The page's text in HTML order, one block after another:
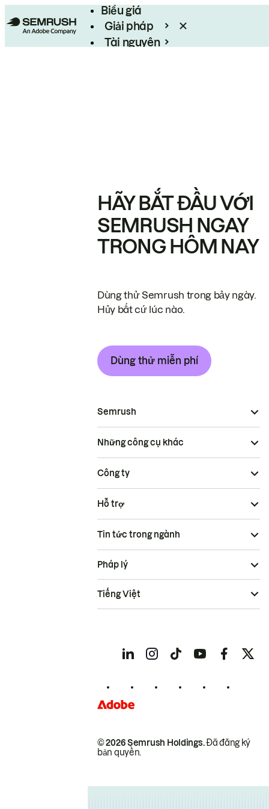
Biểu giá
Giải pháp
Tài nguyên
HÃY BẮT ĐẦU VỚI
SEMRUSH NGAY
TRONG HÔM NAY
Dùng thử Semrush trong bảy ngày.
Hủy bất cứ lúc nào.
Dùng thử miễn phí
Semrush
Những công cụ khác
Công ty
Hỗ trợ
Tin tức trong ngành
© 2026 Semrush Holdings.Đã đăng ký
bản quyền.
Pháp lý
Tiếng Việt